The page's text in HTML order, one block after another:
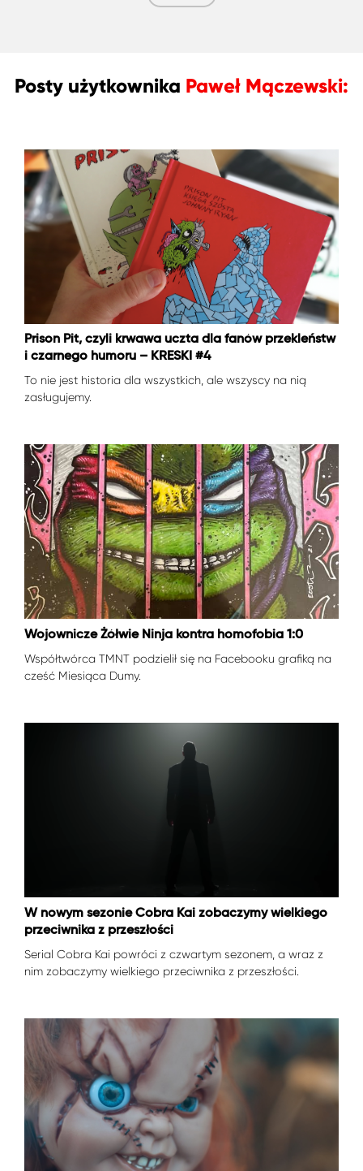
Posty użytkownika Paweł Mączewski:
Prison Pit, czyli krwawa uczta dla fanów przekleństw
i czarnego humoru – KRESKI #4
To nie jest historia dla wszystkich, ale wszyscy na nią
zasługujemy.
Wojownicze Żółwie Ninja kontra homofobia 1:0
Współtwórca TMNT podzielił się na Facebooku grafiką na
cześć Miesiąca Dumy.
W nowym sezonie Cobra Kai zobaczymy wielkiego
przeciwnika z przeszłości
Serial Cobra Kai powróci z czwartym sezonem, a wraz z
nim zobaczymy wielkiego przeciwnika z przeszłości.